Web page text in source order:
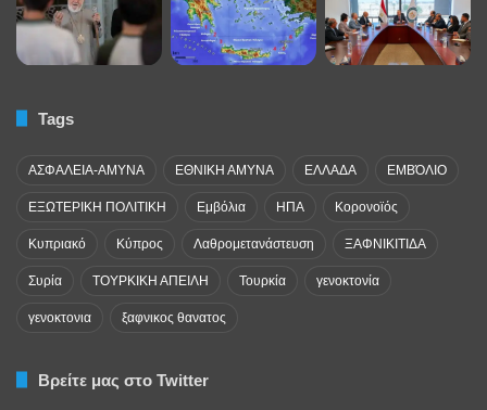
Tags
ΑΣΦΑΛΕΙΑ-ΑΜΥΝΑ ΕΘΝΙΚΗ ΑΜΥΝΑ ΕΛΛΑΔΑ ΕΜΒΌΛΙΟ
ΕΞΩΤΕΡΙΚΗ ΠΟΛΙΤΙΚΗ Εμβόλια ΗΠΑ Κορονοϊός
Κυπριακό Κύπρος Λαθρομετανάστευση ΞΑΦΝΙΚΙΤΙΔΑ
Συρία ΤΟΥΡΚΙΚΗ ΑΠΕΙΛΗ Τουρκία γενοκτονία
γενοκτονια ξαφνικος θανατος
Βρείτε μας στο Twitter